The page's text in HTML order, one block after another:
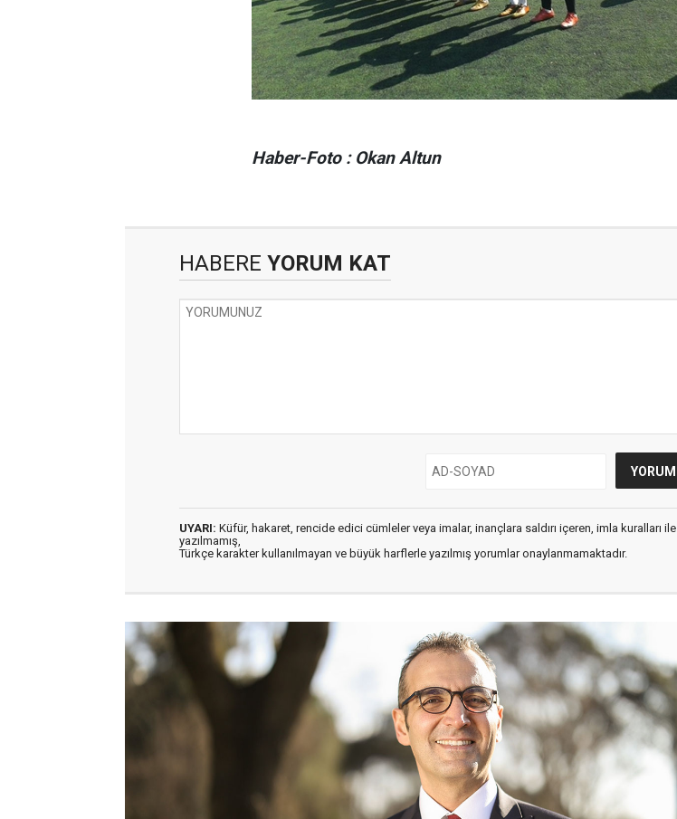
Haber-Foto : Okan Altun
HABERE YORUM KAT
UYARI: Küfür, hakaret, rencide edici cümleler veya imalar, inançlara saldırı içeren, imla kuralları ile
yazılmamış,
Türkçe karakter kullanılmayan ve büyük harflerle yazılmış yorumlar onaylanmamaktadır.